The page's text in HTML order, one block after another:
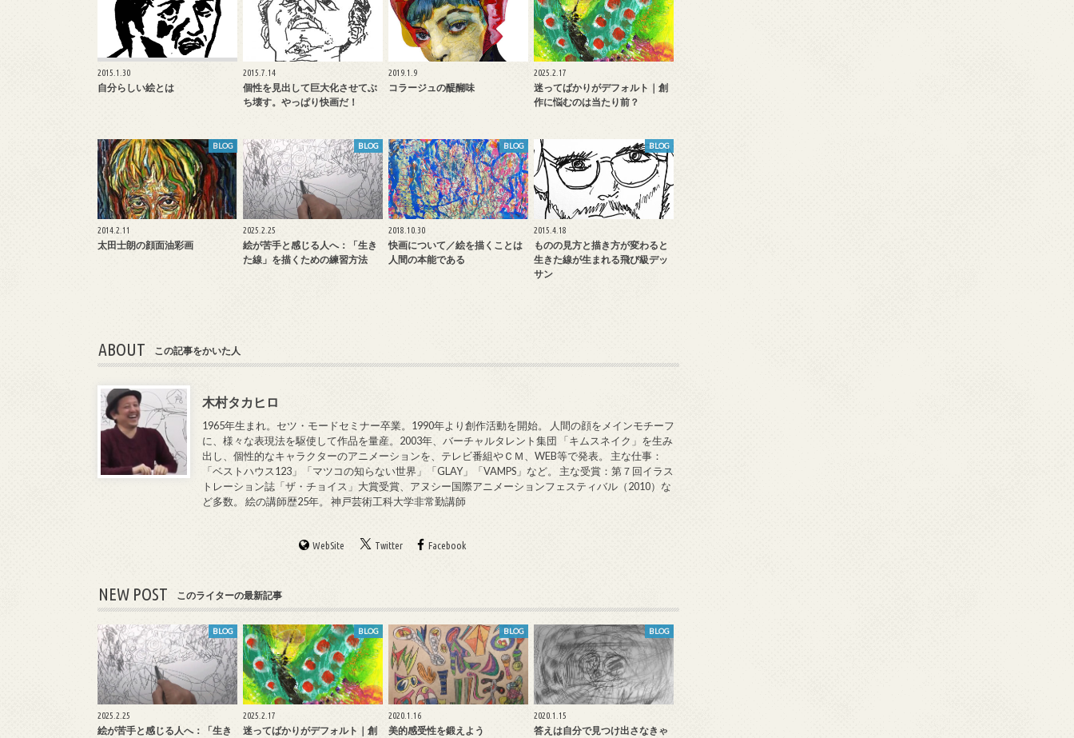
2015.1.30
自分らしい絵とは
2015.7.14
個性を見出して巨大化させてぶ
ち壊す。やっぱり快画だ！
2019.1.9
コラージュの醍醐味
2025.2.17
迷ってばかりがデフォルト｜創
作に悩むのは当たり前？
BLOG
2014.2.11
太田士朗の顔面油彩画
BLOG
2025.2.25
絵が苦手と感じる人へ：「生き
た線」を描くための練習方法
BLOG
2018.10.30
快画について／絵を描くことは
人間の本能である
BLOG
2015.4.18
ものの見方と描き方が変わると
生きた線が生まれる飛び級デッ
サン
ABOUT この記事をかいた人
木村タカヒロ
1965年生まれ。セツ・モードセミナー卒業。1990年より創作活動を開始。 人間の顔をメインモチーフ
に、様々な表現法を駆使して作品を量産。2003年、バーチャルタレント集団 「キムスネイク」を生み
出し、個性的なキャラクターのアニメーションを、テレビ番組やＣＭ、WEB等で発表。 主な仕事：
「ベストハウス123」「マツコの知らない世界」「GLAY」「VAMPS」など。 主な受賞：第７回イラス
トレーション誌「ザ・チョイス」大賞受賞、アヌシー国際アニメーションフェスティバル（2010）な
ど多数。 絵の講師歴25年。 神戸芸術工科大学非常勤講師
WebSite Twitter Facebook
NEW POST このライターの最新記事
BLOG
2025.2.25
絵が苦手と感じる人へ：「生き
BLOG
2025.2.17
迷ってばかりがデフォルト｜創
BLOG
2020.1.16
美的感受性を鍛えよう
BLOG
2020.1.15
答えは自分で見つけ出さなきゃ